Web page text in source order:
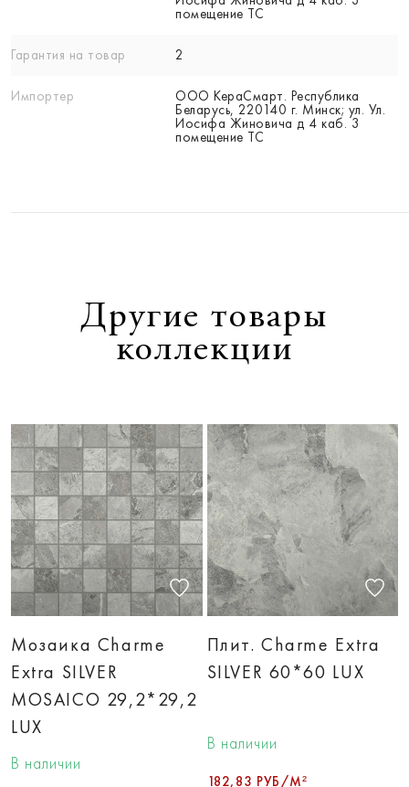
помещение ТС
Гарантия на товар 2
Импортер
ООО КераСмарт. Республика
Беларусь, 220140 г. Минск; ул. Ул.
Иосифа Жиновича д 4 каб. 3
помещение ТС
Другие товары
коллекции
Мозаика Charme
Extra SILVER
MOSAICO 29,2*29,2
LUX
В наличии
Плит. Charme Extra
SILVER 60*60 LUX
В наличии
182,83 РУБ/М²